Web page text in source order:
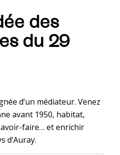
des
du 29
d’un médiateur. Venez
avant 1950, habitat,
faire… et enrichir
d’Auray.